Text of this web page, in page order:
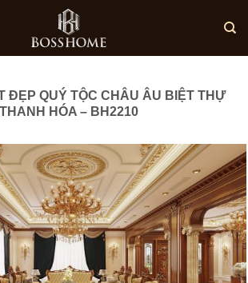
ĐẸP QUÝ TỘC CHÂU ÂU BIỆT THỰ
THANH HÓA – BH2210